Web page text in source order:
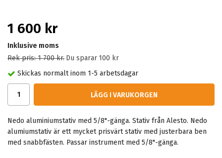
1 600 kr
Inklusive moms
Rek pris:1 700 kr. Du sparar 100 kr
Skickas normalt inom 1-5 arbetsdagar
LÄGG I VARUKORGEN
Nedo aluminiumstativ med 5/8"-gänga. Stativ från Alesto. Nedo
alumiumstativ är ett mycket prisvärt stativ med justerbara ben
med snabbfästen. Passar instrument med 5/8"-gänga.